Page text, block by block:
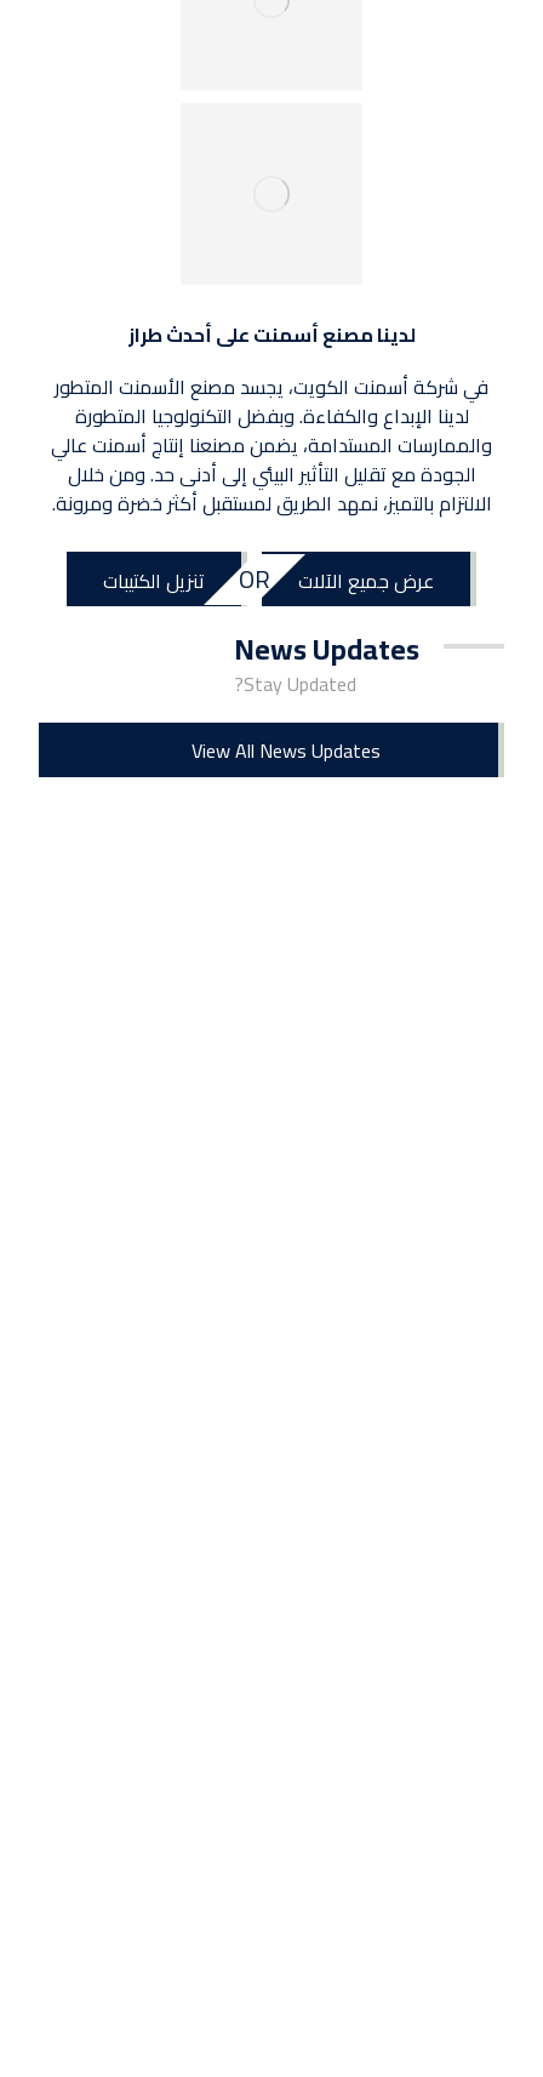
لدينا مصنع أسمنت على أحدث طراز
في شركة أسمنت الكويت، يجسد مصنع الأسمنت المتطور
لدينا الإبداع والكفاءة. وبفضل التكنولوجيا المتطورة
والممارسات المستدامة، يضمن مصنعنا إنتاج أسمنت عالي
الجودة مع تقليل التأثير البيئي إلى أدنى حد. ومن خلال
الالتزام بالتميز، نمهد الطريق لمستقبل أكثر خضرة ومرونة.
عرض جميع الآلات OR تنزيل الكتيبات
News Updates
Stay Updated?
View All News Updates